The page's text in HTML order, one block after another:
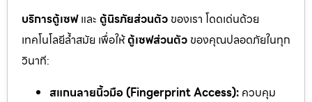
บริการตู้เซฟและ ตู้นิรภัยส่วนตัว ของเรา โดดเด่นด้วย
เทคโนโลยีล้ำสมัย เพื่อให้ตู้เซฟส่วนตัว ของคุณปลอดภัยในทุก
วินาที:
สแกนลายนิ้วมือ (Fingerprint Access): ควบคุม